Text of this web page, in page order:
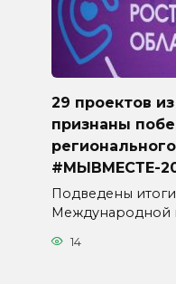
29 проектов
признаны
#МЫВМЕСТЕ-
Подведены
Международной
14